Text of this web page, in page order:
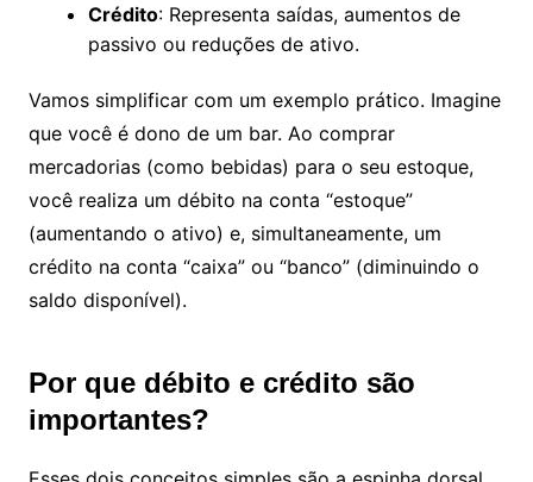
Crédito: Representa saídas, aumentos de
passivo ou reduções de ativo.
Vamos simplificar com um exemplo prático. Imagine
que você é dono de um bar. Ao comprar
mercadorias (como bebidas) para o seu estoque,
você realiza um débito na conta “estoque”
(aumentando o ativo) e, simultaneamente, um
crédito na conta “caixa” ou “banco” (diminuindo o
saldo disponível).
Por que débito e crédito são
importantes?